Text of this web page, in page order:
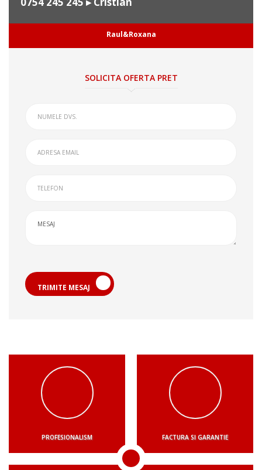
Raul&Roxana
SOLICITA OFERTA PRET
TRIMITE MESAJ
PROFESIONALISM FACTURA SI GARANTIE